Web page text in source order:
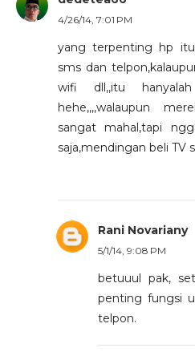
4/26/14, 7:01 PM
yang terpenting hp
sms dan
wifi dll,,itu hanyalah
hehe,,,,walaupun
sangat mahal,tapi
saja,mendingan beli TV
Rani Novariany
5/1/14, 9:08 PM
betuuul pak,
penting fungsi
telpon.